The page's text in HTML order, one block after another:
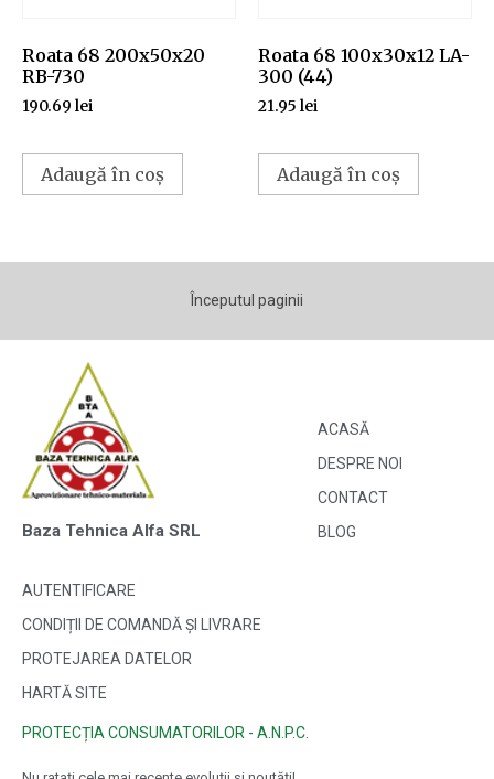
Roata 68 200x50x20
RB-730
190.69 lei
Adaugă în coș
Roata 68 100x30x12 LA-
300 (44)
21.95 lei
Adaugă în coș
Începutul paginii
Baza Tehnica Alfa SRL
ACASĂ
DESPRE NOI
CONTACT
BLOG
AUTENTIFICARE
CONDIȚII DE COMANDĂ ȘI LIVRARE
PROTEJAREA DATELOR
HARTĂ SITE
PROTECȚIA CONSUMATORILOR - A.N.P.C.